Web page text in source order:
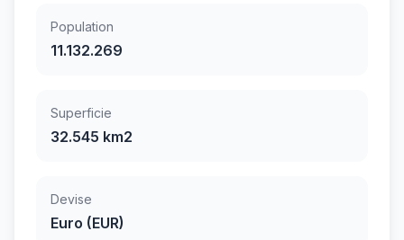
Population
11.132.269
Superficie
32.545 km2
Devise
Euro (EUR)